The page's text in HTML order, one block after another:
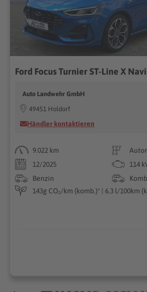
Auto Landwehr GmbH
49451 Holdorf
Händler kontaktieren
9.022 km
12/2025
114
Benzin
143g CO₂/km (komb.)* | 6.3 l/100km